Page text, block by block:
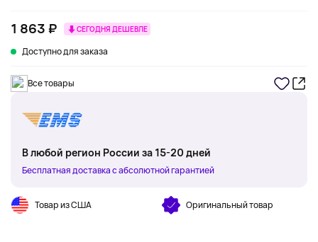
1 863 ₽ СЕГОДНЯ ДЕШЕВЛЕ
Доступно для заказа
Все товары
В любой регион России за 15-20 дней
Бесплатная доставка с абсолютной гарантией
Товар из США Оригинальный товар